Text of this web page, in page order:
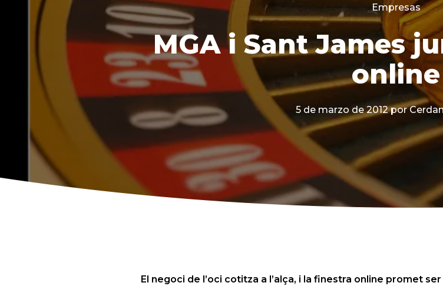
Empresas
MGA i Sant James
online
5 de marzo de 2012 por
El negoci de l’oci cotitza a l’alça, i la finestra online promet